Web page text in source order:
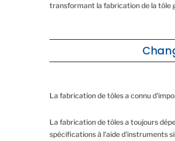
transformant la fabrication de la tôle
La fabrication de tôles a connu
La fabrication de tôles a toujours
spécifications à l'aide d'instruments